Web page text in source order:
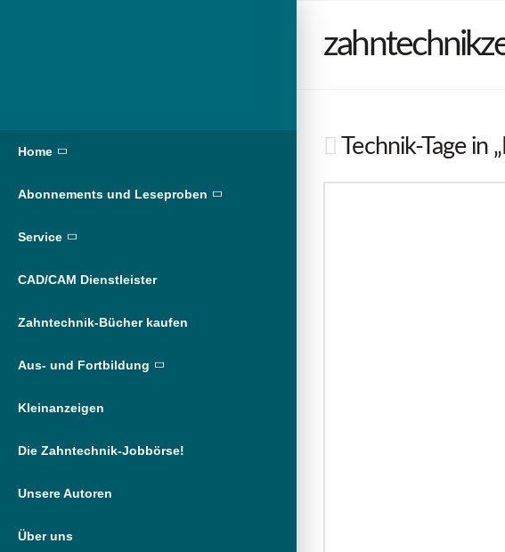
Home
Abonnements und Leseproben
Service
CAD/CAM Dienstleister
Zahntechnik-Bücher kaufen
Aus- und Fortbildung
Kleinanzeigen
Die Zahntechnik-Jobbörse!
Unsere Autoren
Über uns
Technik-Tage